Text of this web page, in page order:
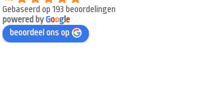
Gebaseerd op 193 beoordelingen
powered byGoogle
beoordeel ons op